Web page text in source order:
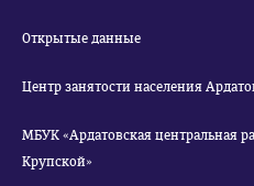
Открытые данные
Центр занятости населения
МБУК «Ардатовская центральная
Крупской»